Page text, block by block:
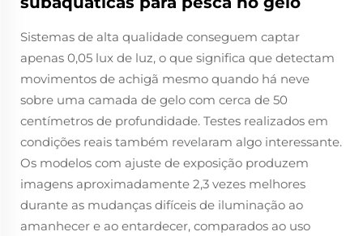
Sistemas de alta qualidade conseguem captar
apenas 0,05 lux de luz, o que significa que detectam
movimentos de achigã mesmo quando há neve
sobre uma camada de gelo com cerca de 50
centímetros de profundidade. Testes realizados em
condições reais também revelaram algo interessante.
Os modelos com ajuste de exposição produzem
imagens aproximadamente 2,3 vezes melhores
durante as mudanças difíceis de iluminação ao
amanhecer e ao entardecer, comparados ao uso